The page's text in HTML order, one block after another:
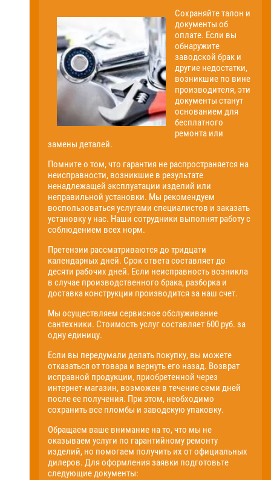
Сохраняйте талон и
документы об
оплате. Если вы
обнаружите
заводской брак и
другие недостатки,
возникшие по вине
производителя, эти
документы станут
основанием для
бесплатного
ремонта или
замены деталей.
Помните о том, что гарантия не распространяется на
неисправности, возникшие в результате
ненадлежащей эксплуатации изделий или
неправильной установки. Мы рекомендуем
воспользоваться услугами специалистов и заказать
установку у нас. Наши сотрудники выполнят работу с
соблюдением всех норм.
Претензии рассматриваются до тридцати
календарных дней. Срок ответа составляет до
десяти рабочих дней. Если неисправность возникла
в случае производственного брака, разборка и
доставка конструкции производится за наш счет.
Мы осуществляем сервисное обслуживание
сантехники. Стоимость услуг составляет 600 руб. за
одну единицу.
Если вы передумали делать покупку, вы можете
отказаться от товара и вернуть его назад. Возврат
исправной продукции, приобретенной через
интернет-магазин, возможен в течение семи дней
после ее получения. При этом, необходимо
сохранить все пломбы и заводскую упаковку.
Обращаем ваше внимание на то, что мы не
оказываем услуги по гарантийному ремонту
изделий, но помогаем получить их от официальных
дилеров. Для оформления заявки подготовьте
следующие документы: